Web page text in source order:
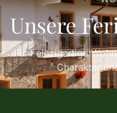
Unsere
Fünf einzigartige
Charakter